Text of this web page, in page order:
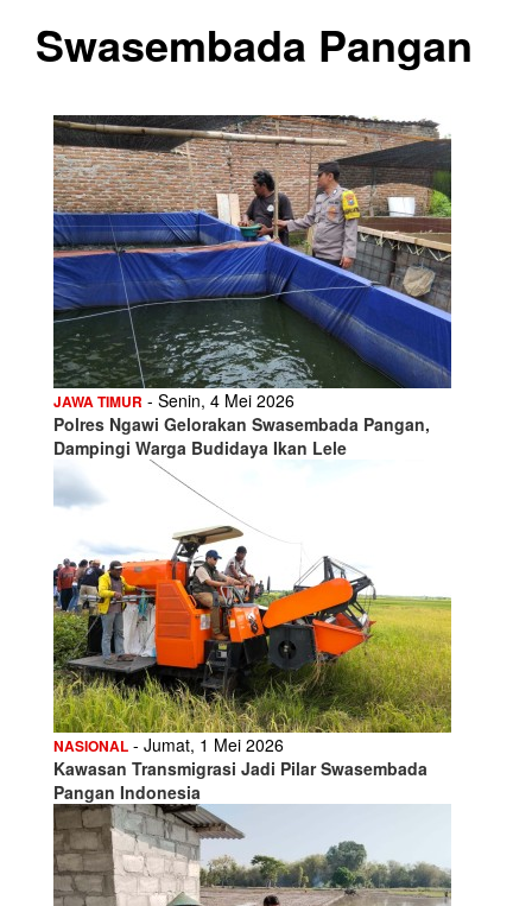
Swasembada Pangan
JAWA TIMUR - Senin, 4 Mei 2026
Polres Ngawi Gelorakan Swasembada Pangan,
Dampingi Warga Budidaya Ikan Lele
NASIONAL - Jumat, 1 Mei 2026
Kawasan Transmigrasi Jadi Pilar Swasembada
Pangan Indonesia